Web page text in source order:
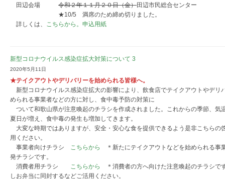
田辺会場 令和２年１１月２０日（金）田辺市民総合センター
★10/5 満席のため締め切りました。
詳しくは、 こちらから。 申込用紙
新型コロナウイルス感染症拡大対策について 3
2020年5月11日
★テイクアウトやデリバリーを始められる皆様へ。
新型コロナウイルス感染症拡大の影響により、飲食店でテイクアウトやデリ
められる事業者などの方に対し、食中毒予防の対策に
ついて和歌山県が注意喚起のチラシを作成されました。これからの季節、気
夏日が増え、食中毒の発生も増加してきます。
大変な時期ではありますが、安全・安心な食を提供できるよう是非こちらの
用ください。
事業者向けチラシ
こちらから
＊新たにテイクアウトなどを始められる事
発チラシです。
消費者用チラシ
こちらから
＊消費者の方へ向けた注意喚起のチラシで
しお弁当に同封するなどご活用ください。